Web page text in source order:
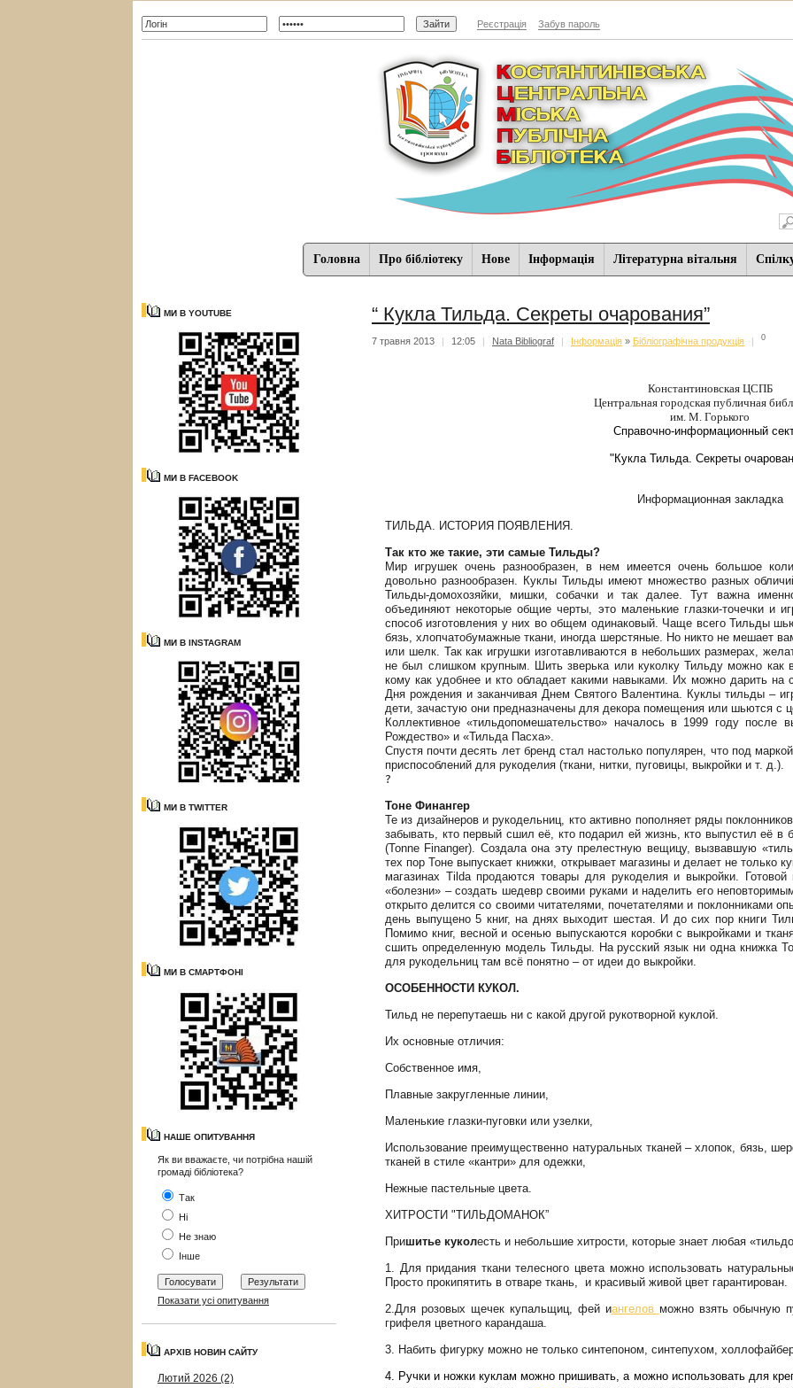
Реєстрація Забув пароль
Головна Про бібліотеку Нове Iнформацiя Літературна вітальня
МИ В YOUTUBE
МИ В FACEBOOK
МИ В INSTAGRAM
МИ В TWITTER
МИ В СМАРТФОНІ
НАШЕ ОПИТУВАННЯ
Як ви вважаєте, чи потрібна нашій
громаді бібліотека?
Так
Ні
Не знаю
Інше
Показати усі опитування
АРХІВ НОВИН САЙТУ
Лютий 2026 (2)
“ Кукла Тильда. Секреты очарования”
7 травня 2013 | 12:05 | Nata Bibliograf | Iнформацiя » Бібліографічна продукція | 0
Константиновская ЦСПБ
Центральная городская публичная
им. М. Горького
Справочно-информационный
"Кукла Тильда. Секреты
Информационная закладка
ТИЛЬДА. ИСТОРИЯ ПОЯВЛЕНИЯ.
Так кто же такие, эти самые Тильды?
Мир игрушек очень разнообразен, в нем имеется очень большое
довольно разнообразен. Куклы Тильды имеют множество разных
Тильды-домохозяйки, мишки, собачки и так далее. Тут важна
объединяют некоторые общие черты, это маленькие глазки-точечки и
способ изготовления у них во общем одинаковый. Чаще всего Тильды
бязь, хлопчатобумажные ткани, иногда шерстяные. Но никто не мешает
или шелк. Так как игрушки изготавливаются в небольших размерах,
не был слишком крупным. Шить зверька или куколку Тильду можно как
кому как удобнее и кто обладает какими навыками. Их можно дарить на
Дня рождения и заканчивая Днем Святого Валентина. Куклы тильды –
дети, зачастую они предназначены для декора помещения или шьются с
Коллективное «тильдопомешательство» началось в 1999 году после
Рождество» и «Тильда Пасха».
Спустя почти десять лет бренд стал настолько популярен, что под
приспособлений для рукоделия (ткани, нитки, пуговицы, выкройки и т. д.).
?
Тоне Финангер
Те из дизайнеров и рукодельниц, кто активно пополняет ряды
забывать, кто первый сшил её, кто подарил ей жизнь, кто выпустил её
(Tonne Finanger). Создала она эту прелестную вещицу, вызвавшую
тех пор Тоне выпускает книжки, открывает магазины и делает не только
магазинах Tilda продаются товары для рукоделия и выкройки.
«болезни» – создать шедевр своими руками и наделить его
открыто делится со своими читателями, почетателями и поклонниками
день выпущено 5 книг, на днях выходит шестая. И до сих пор книги
Помимо книг, весной и осенью выпускаются коробки с выкройками и
сшить определенную модель Тильды. На русский язык ни одна книжка
для рукодельниц там всё понятно – от идеи до выкройки.
ОСОБЕННОСТИ КУКОЛ.
Тильд не перепутаешь ни с какой другой рукотворной куклой.
Их основные отличия:
Собственное имя,
Плавные закругленные линии,
Маленькие глазки-пуговки или узелки,
Использование преимущественно натуральных тканей – хлопок, бязь,
тканей в стиле «кантри» для одежки,
Нежные пастельные цвета.
ХИТРОСТИ "ТИЛЬДОМАНОК”
Пришитье куколесть и небольшие хитрости, которые знает любая
1. Для придания ткани телесного цвета можно использовать
Просто прокипятить в отваре ткань, и красивый живой цвет гарантирован.
2.Для розовых щечек купальщиц, фей иангелов можно взять обычную
грифеля цветного карандаша.
3. Набить фигурку можно не только синтепоном, синтепухом,
4. Ручки и ножки куклам можно пришивать, а можно использовать для